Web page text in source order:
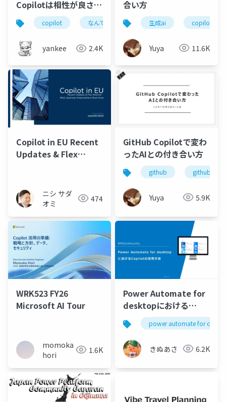
Copilotは相性が良さそ
うだったので試してみ
た話
copilot なんでもcopilot microsoft 365 copilot
yankee 2.4K
合い方
生成ai copilot
Yuya 11.6K
Copilot in EU Recent
Updates & Flex
Organizations Must
Know
ニシ サダ
オミ
474
GitHub Copilotで変わ
ったAIとの付き合い方
github github
Yuya 5.9K
WRK523 FY26
Microsoft AI Tour
momoka
hori
1.6K
Power Automate for
desktopにおける
Copilotの活用方法
power automate for
きぬあさ 6.2K